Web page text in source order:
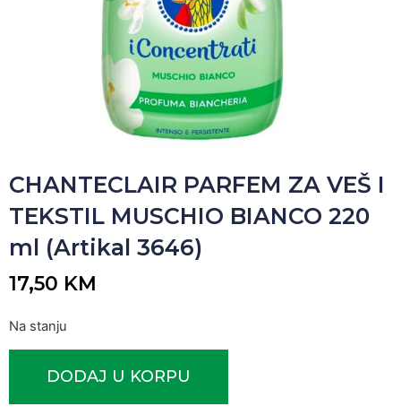
CHANTECLAIR PARFEM ZA VEŠ I
TEKSTIL MUSCHIO BIANCO 220
ml (Artikal 3646)
17,50 KM
Na stanju
DODAJ U KORPU